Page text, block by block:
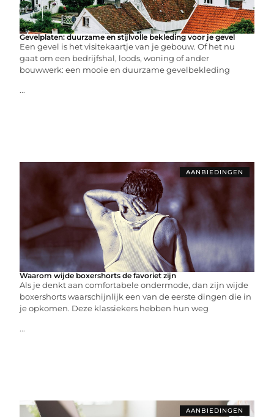
Gevelplaten: duurzame en stijlvolle bekleding voor je gevel
Een gevel is het visitekaartje van je gebouw. Of het nu
gaat om een bedrijfshal, loods, woning of ander
bouwwerk: een mooie en duurzame gevelbekleding
...
AANBIEDINGEN
Waarom wijde boxershorts de favoriet zijn
Als je denkt aan comfortabele ondermode, dan zijn wijde
boxershorts waarschijnlijk een van de eerste dingen die in
je opkomen. Deze klassiekers hebben hun weg
...
AANBIEDINGEN